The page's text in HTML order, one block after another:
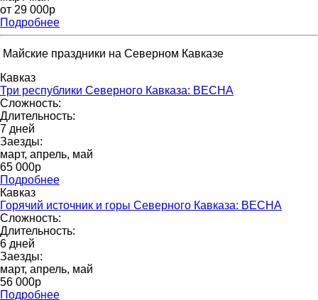
от 29 000p
Подробнее
Майские праздники на Северном Кавказе
Кавказ
Три республики Северного Кавказа: ВЕСНА
Сложность:
Длительность:
7 дней
Заезды:
март, апрель, май
65 000p
Подробнее
Кавказ
Горячий источник и горы Северного Кавказа: ВЕСНА
Сложность:
Длительность:
6 дней
Заезды:
март, апрель, май
56 000р
Подробнее